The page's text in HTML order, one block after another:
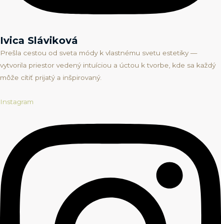
Ivica Sláviková
Prešla cestou od sveta módy k vlastnému svetu estetiky —
vytvorila priestor vedený intuíciou a úctou k tvorbe, kde sa každý
môže cítiť prijatý a inšpirovaný.
Instagram